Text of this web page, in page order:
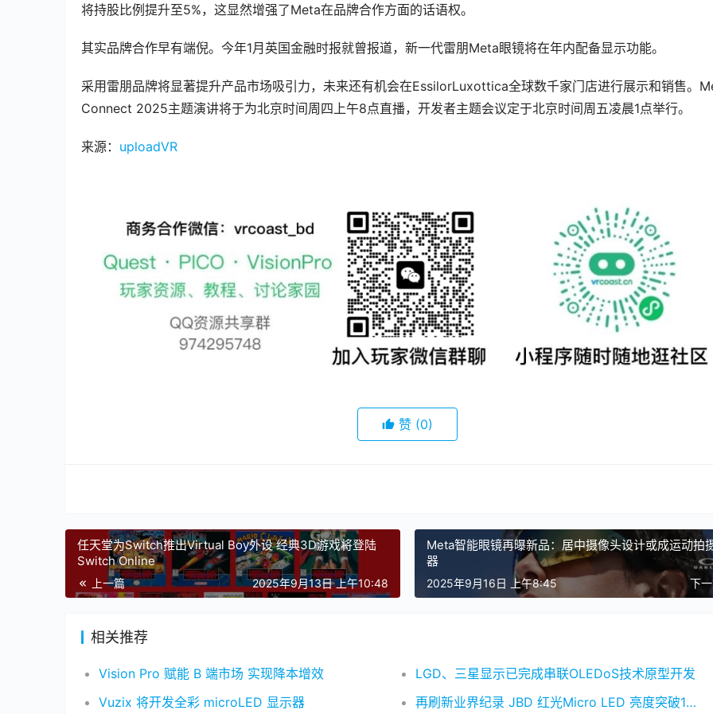
将持股比例提升至5%，这显然增强了Meta在品牌合作方面的话语权。
其实品牌合作早有端倪。今年1月英国金融时报就曾报道，新一代雷朋Meta眼镜将在年内配备显示功能。
采用雷朋品牌将显著提升产品市场吸引力，未来还有机会在EssilorLuxottica全球数千家门店进行展示和销售。
Connect 2025主题演讲将于为北京时间周四上午8点直播，开发者主题会议定于北京时间周五凌晨1点举行。
来源： uploadVR
赞 (0)
任天堂为Switch推出Virtual Boy外设 经典3D游戏将登陆
Switch Online
上一篇 2025年9月13日 上午10:48
Meta智能眼镜再曝新品：居中摄像头设计或成运动拍
器
下
2025年9月16日 上午8:45
相关推荐
Vision Pro 赋能 B 端市场 实现降本增效
LGD、三星显示已完成串联OLEDoS技术原型开发
Vuzix 将开发全彩 microLED 显示器
再刷新业界纪录 JBD 红光Micro LED 亮度突破100 万尼特